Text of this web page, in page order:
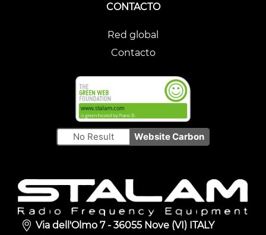
CONTACTO
Red global
Contacto
No Result Website Carbon
Via dell'Olmo 7 - 36055 Nove (VI) ITALY